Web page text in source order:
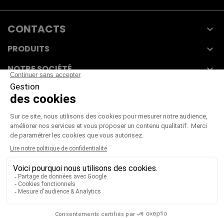
CONTACTS 
PRODUITS 
NOTRE SOCIÉTÉ 
VOTRE COMPTE
CGV|CGU |Mentions légales
Paiement sécurisé
Télécharger notre catalogue